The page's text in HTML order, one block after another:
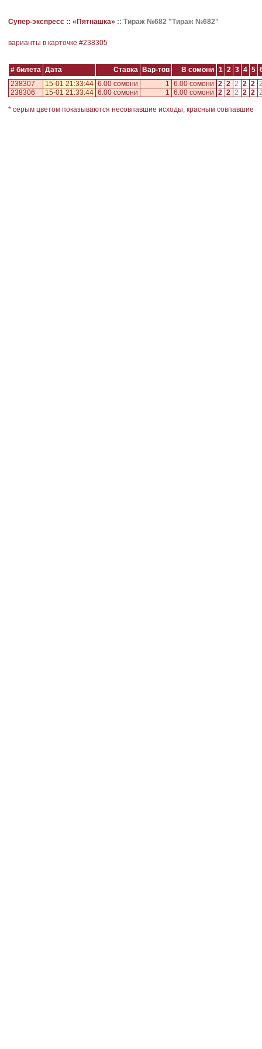
Супер-экспресс :: «Пятнашка» :: Тираж №682 "Тираж №682"
варианты в карточке #238305
# билета Дата Ставка Вар-тов В сомони 1 2 3 4 5
238307
15-01 21:33:44 6.00 сомони 1 6.00 сомони 2 2 2 2 2
238306
15-01 21:33:44 6.00 сомони 1 6.00 сомони 2 2 2 2 2
* серым цветом показываются несовпавшие исходы, красным совпавшие